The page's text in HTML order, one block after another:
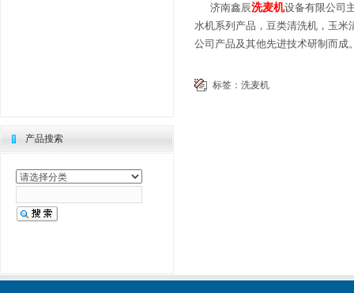
济南鑫辰洗麦机设备有限公司
水机系列产品，豆类清洗机，玉米
公司产品及其他先进技术研制而成
标签： 洗麦机
产品搜索